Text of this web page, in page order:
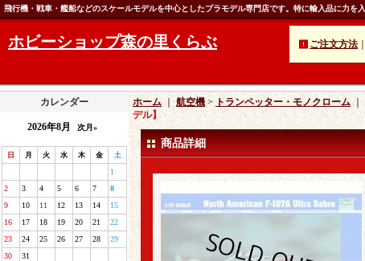
飛行機・戦車・艦船などのスケールモデルを中心としたプラモデル専門店です。特に輸入品に力を
ホビーショップ森の里くらぶ ご注文方法
カレンダー
2026年8月 次月»
日 月 火 水 木 金 土
1
2
3 4 5 6 7
8
9
10 11 12 13 14
15
16
17 18 19 20 21
22
23
24 25 26 27 28
29
30
31
ホーム 航空機 > トランペッター・モノクローム｜
デル】
商品詳細